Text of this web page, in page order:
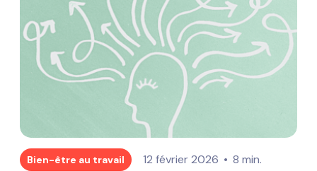
Bien-être au travail 12 février 2026 8 min.